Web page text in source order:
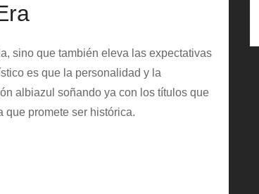
sino que también eleva las expectativas
es que la personalidad y la
albiazul soñando ya con los títulos que
que promete ser histórica.